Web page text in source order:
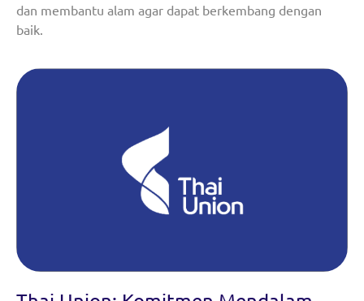
dan membantu alam agar dapat berkembang dengan
baik.